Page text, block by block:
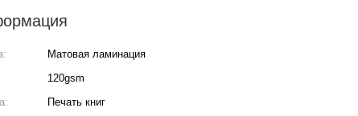
Матовая ламинация
120gsm
Печать книг